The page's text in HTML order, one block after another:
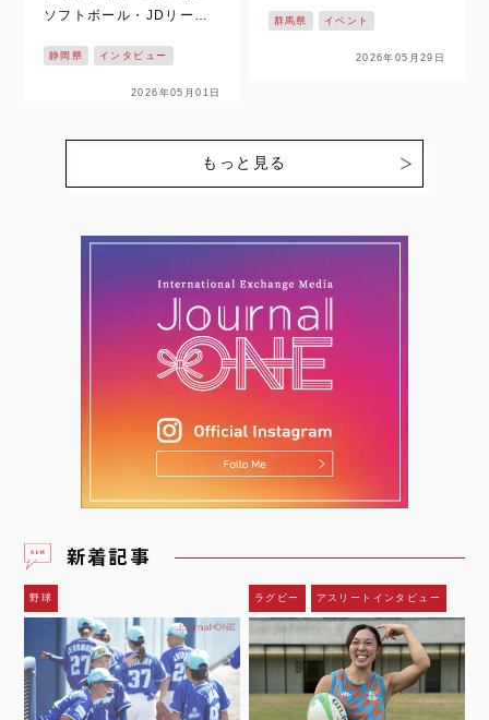
ソフトボール・JDリーグ
開幕！！ 静岡県掛川市を
拠点に活動し、悲願の日本
コンズ】の戦いが始まりま
静岡県 インタビュー
2026年05月01日
くの国際大会でも、表彰台
に上がってきた日本代表。
群馬県 イベント
2026年05月29日
もっと見る
新着記事
野球 ラグビー アスリートインタビュー